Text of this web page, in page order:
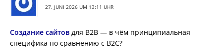
27. JUNI 2026 UM 13:11 UHR
Создание сайтов для B2B — в чём принципиальная
специфика по сравнению с B2C?